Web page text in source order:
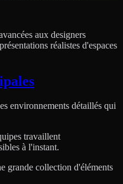
aux designers
réalistes d'espaces
environnements détaillés qui
travaillent
à l'instant.
grande collection d'éléments